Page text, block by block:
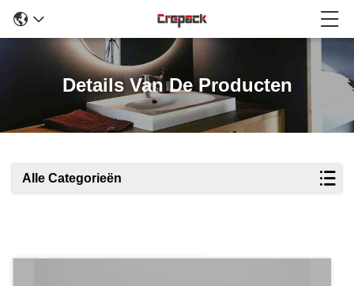
Details Van De Producten
Alle Categorieën